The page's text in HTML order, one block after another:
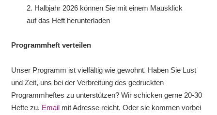
2. Halbjahr 2026 können Sie mit einem Mausklick
auf das Heft herunterladen
Programmheft verteilen
Unser Programm ist vielfältig wie gewohnt. Haben Sie Lust
und Zeit, uns bei der Verbreitung des gedruckten
Programmheftes zu unterstützen? Wir schicken gerne 20-30
Hefte zu. Emailmit Adresse reicht. Oder sie kommen vorbei